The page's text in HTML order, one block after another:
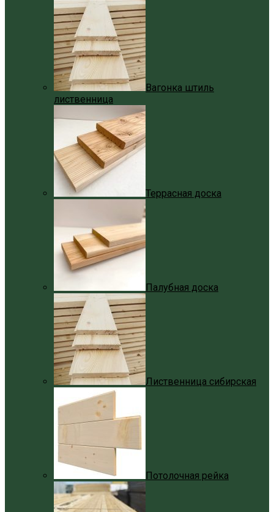
Вагонка штиль
лиственница
Террасная доска
Палубная доска
Лиственница сибирская
Потолочная рейка